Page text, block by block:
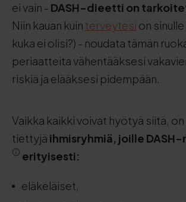
ei vain - DASH-dieetti on
Niin kauan kuin terveytesi on
kuka ei olisi?) - noudata tämän
periaatteita vähentääksesi
riskiä ja elääksesi pidempään.
Vaikka kaikki voivat hyötyä siitä,
tiettyjä ihmisryhmiä, joille
erityisesti:
eläkeläiset,